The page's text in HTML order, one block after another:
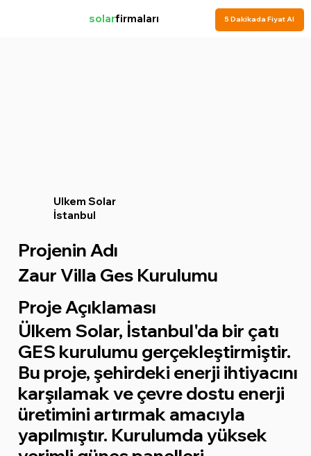
solarfirmaları 5 Dakikada Fiyat Al
Ulkem Solar
İstanbul
Projenin Adı
Zaur Villa Ges Kurulumu
Proje Açıklaması
Ülkem Solar, İstanbul'da bir çatı
GES kurulumu gerçekleştirmiştir.
Bu proje, şehirdeki enerji ihtiyacını
karşılamak ve çevre dostu enerji
üretimini artırmak amacıyla
yapılmıştır. Kurulumda yüksek